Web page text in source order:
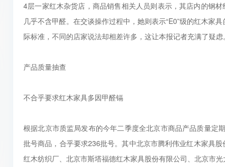
4层一家红木杂货店，商品销售相关人员则表示，其店内的钢材
几乎不含甲醛。在交谈操作过程中，她则表示“E0”级的红木家
际标准，不同的店家说法却相差许多，这让本报记者充满了疑虑。
产品质量抽查
不合乎要求红木家具多因甲醛镉
根据北京市质监局发布的今年二季度全北京市商品产品质量定
批号商品，合乎要求236批号。其中北京市腾利伟业红木家具
红木纺织厂、北京市斯塔福德红木家具股份有限公司、北京市